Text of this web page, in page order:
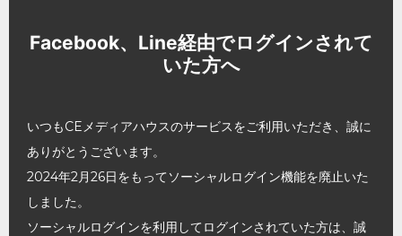
Facebook、Line経由でログインされて
いた方へ
いつもCEメディアハウスのサービスをご利用いただき、誠に
ありがとうございます。
2024年2月26日をもってソーシャルログイン機能を廃止いた
しました。
ソーシャルログインを利用してログインされていた方は、誠